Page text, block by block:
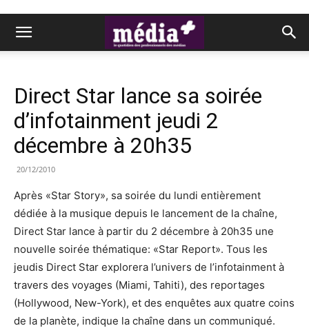
Direct Star lance sa soirée
d’infotainment jeudi 2
décembre à 20h35
20/12/2010
Après «Star Story», sa soirée du lundi entièrement
dédiée à la musique depuis le lancement de la chaîne,
Direct Star lance à partir du 2 décembre à 20h35 une
nouvelle soirée thématique: «Star Report». Tous les
jeudis Direct Star explorera l’univers de l’infotainment à
travers des voyages (Miami, Tahiti), des reportages
(Hollywood, New-York), et des enquêtes aux quatre coins
de la planète, indique la chaîne dans un communiqué.